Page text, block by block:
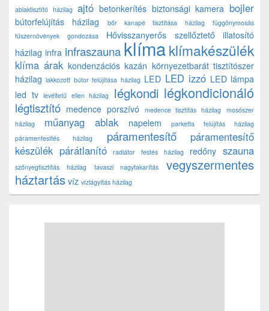
ablaktisztító házilag ajtó betonkerítés biztonsági kamera bojler
bútorfelújítás házilag bőr kanapé tisztítása házilag
függönymosás
fűszernövények gondozása
Hővisszanyerős szellőztető
illatosító
házilag infra infraszauna klímaklímakészülék
klíma árak kondenzációs kazán környezetbarát tisztítószer
házilag lakkozott bútor felújítása házilag LED LED izzó LED lámpa
led tv levéltetű ellen házilag légkondi légkondicionáló
légtisztító medence porszívó medence tisztítás házilag
mosószer
házilag
műanyag ablak napelem
parketta felújítás házilag
páramentesítés házilag
páramentesítő
páramentesítő
készülék párátlanító radiátor festés házilag redőny szauna
szőnyegtisztítás házilag tavaszi nagytakarítás
vegyszermentes
háztartás víz vízlágyítás házilag